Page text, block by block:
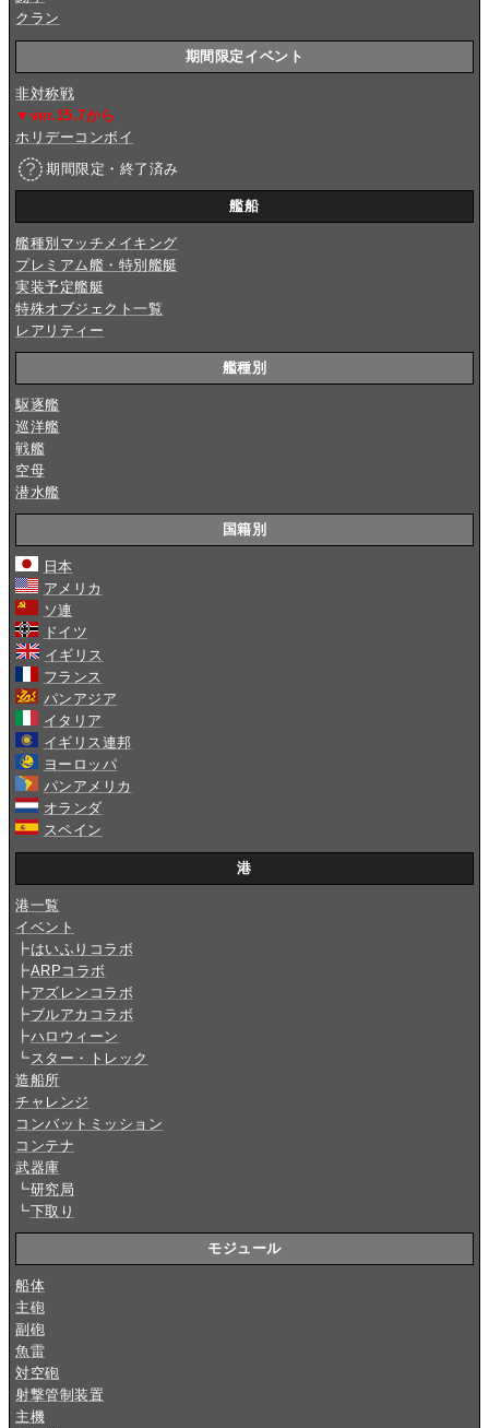
クラン
期間限定イベント
非対称戦
▼ver.15.7から
ホリデーコンボイ
期間限定・終了済み
艦船
艦種別マッチメイキング
プレミアム艦・特別艦艇
実装予定艦艇
特殊オブジェクト一覧
レアリティー
艦種別
駆逐艦
巡洋艦
戦艦
空母
潜水艦
国籍別
日本
アメリカ
ソ連
ドイツ
イギリス
フランス
パンアジア
イタリア
イギリス連邦
ヨーロッパ
パンアメリカ
オランダ
スペイン
港
港一覧
イベント
┣はいふりコラボ
┣ARPコラボ
┣アズレンコラボ
┣ブルアカコラボ
┣ハロウィーン
┗ スター・トレック
造船所
チャレンジ
コンバットミッション
コンテナ
武器庫
┗研究局
┗下取り
モジュール
船体
主砲
副砲
魚雷
対空砲
射撃管制装置
主機